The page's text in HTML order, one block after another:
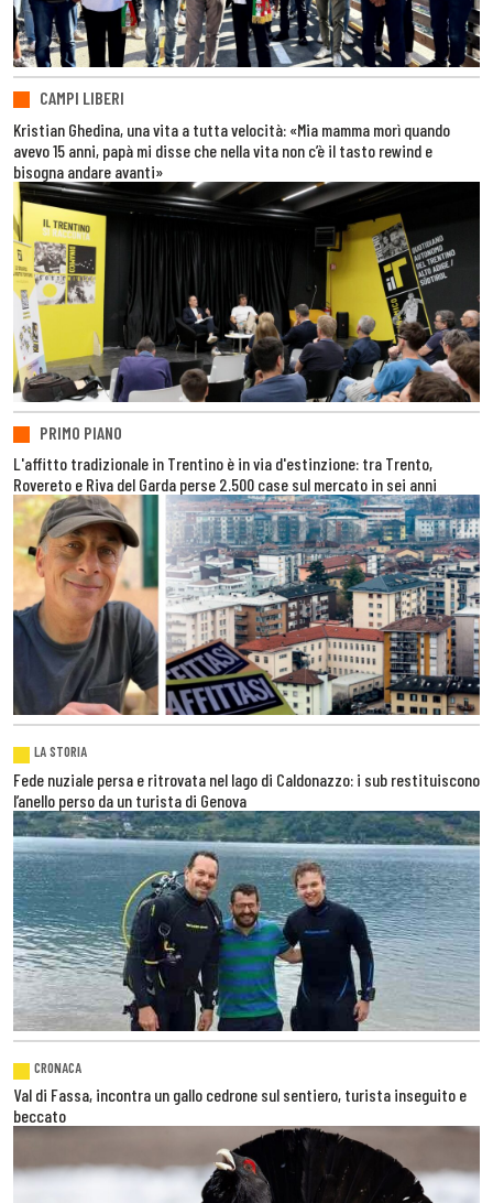
CAMPI LIBERI
Kristian Ghedina, una vita a tutta velocità: «Mia mamma morì quando
avevo 15 anni, papà mi disse che nella vita non c’è il tasto rewind e
bisogna andare avanti»
PRIMO PIANO
L'affitto tradizionale in Trentino è in via d'estinzione: tra Trento,
Rovereto e Riva del Garda perse 2.500 case sul mercato in sei anni
LA STORIA
Fede nuziale persa e ritrovata nel lago di Caldonazzo: i sub restituiscono
l’anello perso da un turista di Genova
CRONACA
Val di Fassa, incontra un gallo cedrone sul sentiero, turista inseguito e
beccato